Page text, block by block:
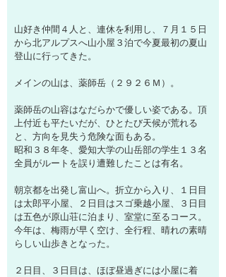
山好き仲間４人と、連休を利用し、７月１５日
から北アルプスへ山小屋３泊で今夏最初の夏山
登山に行ってきた。
メインの山は、薬師岳（２９２６Ｍ）。
薬師岳の山容はなだらかで優しい姿である。頂
上付近も平たいだが、ひとたび天候が荒れる
と、方向を見失う危険な面もある。
昭和３８年冬、愛知大学の山岳部の学生１３名
全員がルートを誤り遭難したことは有名。
朝京都を出発し富山へ。折立から入り、１日目
は太郎平小屋、２日目はスゴ乗越小屋、３日目
は五色が原山荘に泊まり、室堂に至るコース。
今年は、梅雨が早く空け、全行程、晴れの素晴
らしい山歩きとなった。
２日目、３日目は、ほぼ昼過ぎには小屋に着